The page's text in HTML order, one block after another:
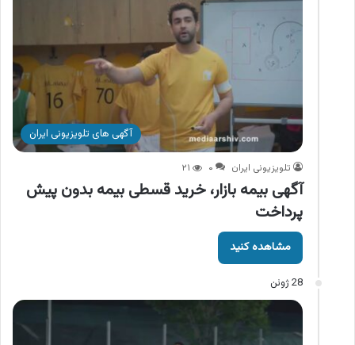
آگهی های تلویزیونی ایران
تلویزیونی ایران ۰ ۲۱
آگهی بیمه بازار، خرید قسطی بیمه بدون پیش
پرداخت
مشاهده کنید
28 ژوئن